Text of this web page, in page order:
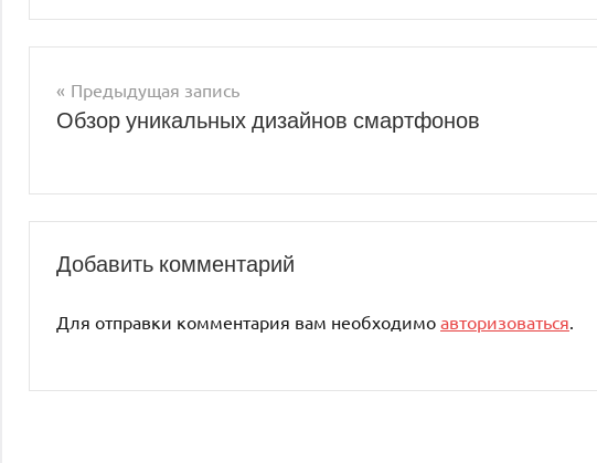
Навигация
записям
Предыдущая запись
Обзор уникальных дизайнов смартфонов
Добавить комментарий
Для отправки комментария вам необходимо авторизоваться